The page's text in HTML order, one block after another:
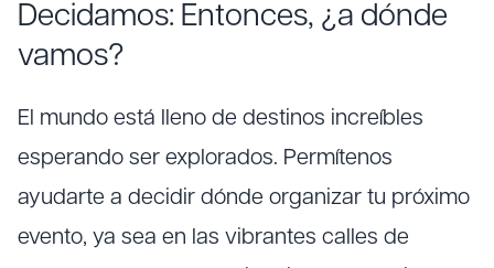
Decidamos: Entonces, ¿a dónde
vamos?
El mundo está lleno de destinos increíbles
esperando ser explorados. Permítenos
ayudarte a decidir dónde organizar tu próximo
evento, ya sea en las vibrantes calles de